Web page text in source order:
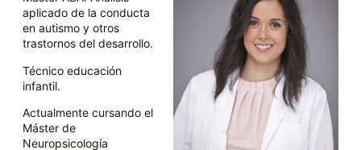
aplicado de la conducta
en autismo y otros
trastornos del desarrollo.
Técnico educación
infantil.
Actualmente cursando el
Máster de
Neuropsicología